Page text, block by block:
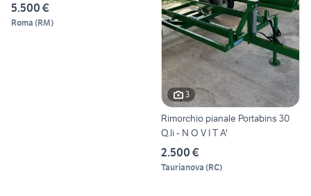
5.500 €
Roma (RM)
3
Rimorchio pianale Portabins 30
Q.li - N O V I T A'
2.500 €
Taurianova (RC)